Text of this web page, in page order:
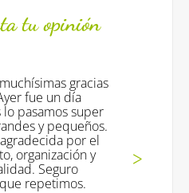
tu opinión
Todo fantástico !!!!
Mª Jesus V.,